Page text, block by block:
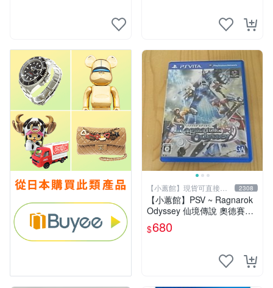
【小蕙館】現貨可直接下
標
2308
【小蕙館】PSV ~ Ragnarok
Odyssey 仙境傳說 奧德賽
(純日版)
$680